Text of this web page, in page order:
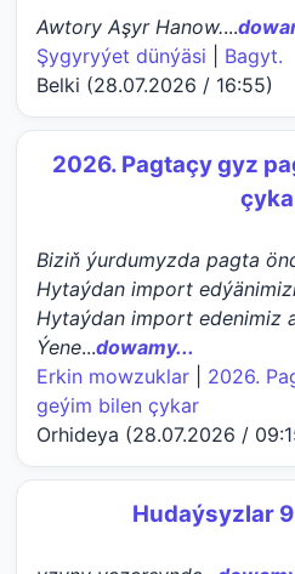
Awtory Aşyr Hanow....
Şygyryýet dünýäsi
Bagyt.
Belki (28.07.2026 / 16:55)
2026. Pagtaçy gyz
Biziň ýurdumyzda pagta
Hytaýdan import
Hytaýdan import edenimiz
Ýene...dowamy...
Erkin mowzuklar
2026.
geýim bilen çykar
Orhideya (28.07.2026 /
Hudaýsyzlar